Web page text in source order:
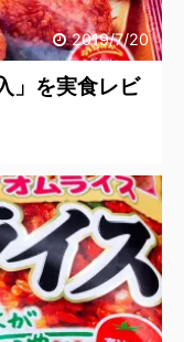
2019/7/20
」を実食レビ